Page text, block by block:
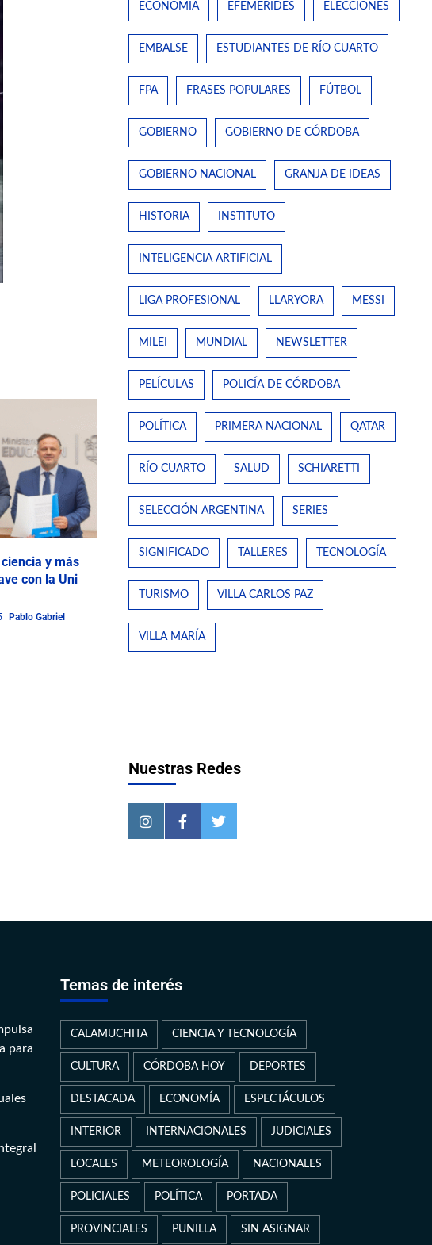
y más
con la Uni
Pablo Gabriel
ECONOMÍA EFEMÉRIDES ELECCIONES
EMBALSE ESTUDIANTES DE RÍO CUARTO
FPA FRASES POPULARES FÚTBOL
GOBIERNO GOBIERNO DE CÓRDOBA
GOBIERNO NACIONAL GRANJA DE IDEAS
HISTORIA INSTITUTO
INTELIGENCIA ARTIFICIAL
LIGA PROFESIONAL LLARYORA MESSI
MILEI MUNDIAL NEWSLETTER
PELÍCULAS POLICÍA DE CÓRDOBA
POLÍTICA PRIMERA NACIONAL QATAR
RÍO CUARTO SALUD SCHIARETTI
SELECCIÓN ARGENTINA SERIES
SIGNIFICADO TALLERES TECNOLOGÍA
TURISMO VILLA CARLOS PAZ
VILLA MARÍA
Nuestras Redes
para
Temas de interés
CALAMUCHITA CIENCIA Y TECNOLOGÍA
CULTURA CÓRDOBA HOY DEPORTES
DESTACADA ECONOMÍA ESPECTÁCULOS
INTERIOR INTERNACIONALES JUDICIALES
LOCALES METEOROLOGÍA NACIONALES
POLICIALES POLÍTICA PORTADA
PROVINCIALES PUNILLA SIN ASIGNAR